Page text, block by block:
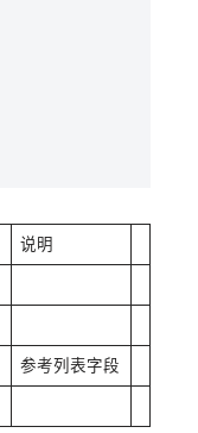
说明
参考列表字段